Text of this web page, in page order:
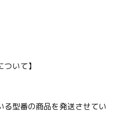
ついて】
る型番の商品を発送させてい